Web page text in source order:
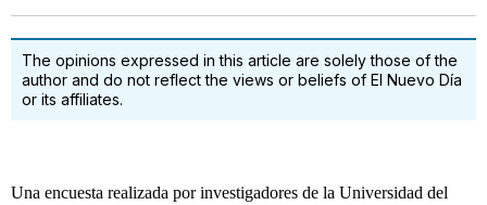
The opinions expressed in this article are solely those of the
author and do not reflect the views or beliefs of El Nuevo Día
or its affiliates.
Una encuesta realizada por investigadores de la Universidad del